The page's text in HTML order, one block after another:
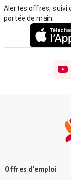
Alertes offres, suivi
portée de main.
Offres d’emploi